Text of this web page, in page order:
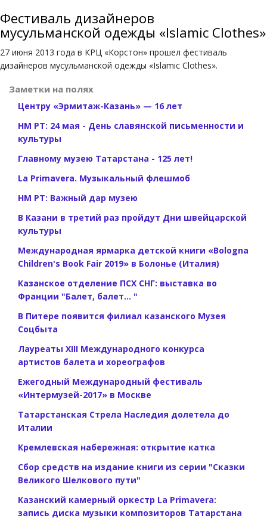
Фестиваль дизайнеров
мусульманской одежды «Islamic Clothes»
27 июня 2013 года в КРЦ «Корстон» прошел фестиваль
дизайнеров мусульманской одежды «Islamic Clothes».
Заметки на полях
Центру «Эрмитаж-Казань» — 16 лет
НМ РТ: 24 мая - День славянской письменности и
культуры
Главному музею Татарстана - 125 лет!
La Primavera. Музыкальный флешмоб
НМ РТ: Важный дар музею
В Казани в третий раз пройдут Дни швейцарской
культуры
Международная ярмарка детской книги «Bologna
Children's Book Fair 2019» в Болонье (Италия)
Казанское отделение ПСХ СНГ: выставка во
Франции "Балет, балет... "
В Питере появится филиал казанского Музея
Соцбыта
Лауреаты XIII Международного конкурса
артистов балета и хореографов
Ежегодный Международный фестиваль
«Интермузей-2017» в Москве
Татарстанская Стрела Наследия долетела до
Италии
Кремлевская набережная: открытие катка
Сбор средств на издание книги из серии "Сказки
Великого Шелкового пути"
Казанский камерный оркестр La Primavera:
запись диска музыки композиторов Татарстана